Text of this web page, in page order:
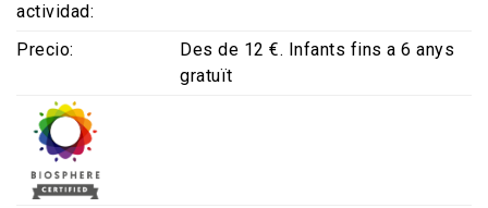
actividad
Precio
Des de 12 €. Infants fins a 6 anys
gratuït